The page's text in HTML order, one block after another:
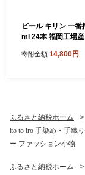
ビール キリン 一番
ml 24本 福岡工場
ル ギフト 内祝い ケ
寄附金額 14,800円
ふるさと納税ホーム
ito to iro 手染め・手織
ー ファッション小物
ふるさと納税ホーム